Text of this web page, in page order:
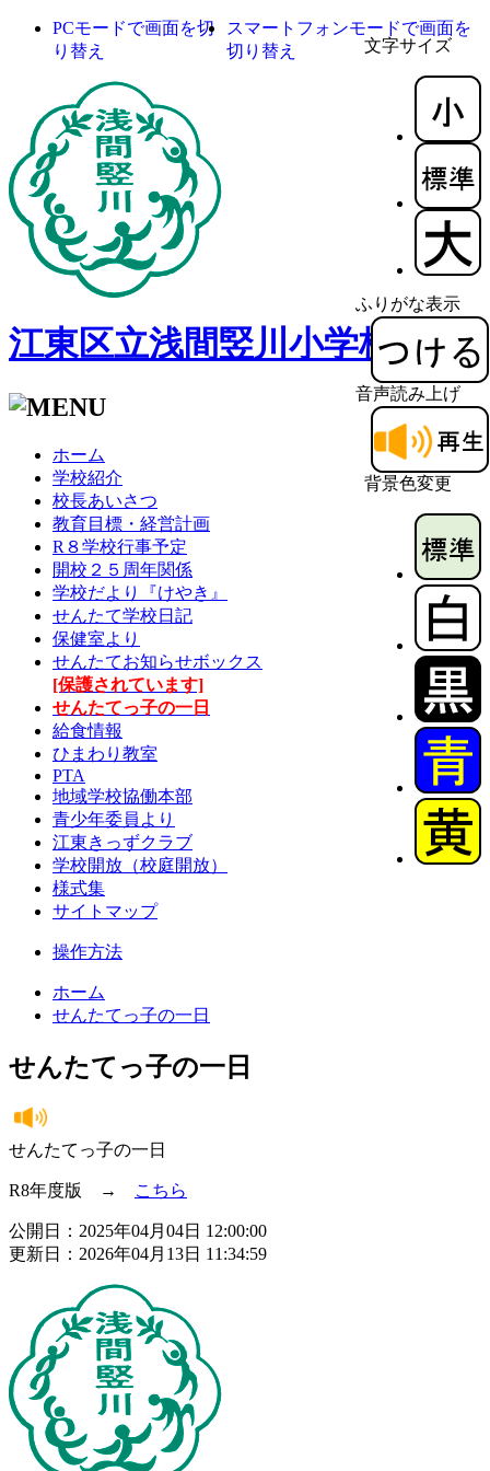
文字サイズ
ふりがな表示
音声読み上げ
背景色変更
PCモードで画面を切
り替え
スマートフォンモードで画面を
切り替え
江東区立浅間竪川小学校
ホーム
学校紹介
校長あいさつ
教育目標・経営計画
R８学校行事予定
開校２５周年関係
学校だより『けやき』
せんたて学校日記
保健室より
せんたてお知らせボックス
[保護されています]
せんたてっ子の一日
給食情報
ひまわり教室
PTA
地域学校協働本部
青少年委員より
江東きっずクラブ
学校開放（校庭開放）
様式集
サイトマップ
操作方法
ホーム
せんたてっ子の一日
せんたてっ子の一日
せんたてっ子の一日
R8年度版 → こちら
公開日：2025年04月04日 12:00:00
更新日：2026年04月13日 11:34:59